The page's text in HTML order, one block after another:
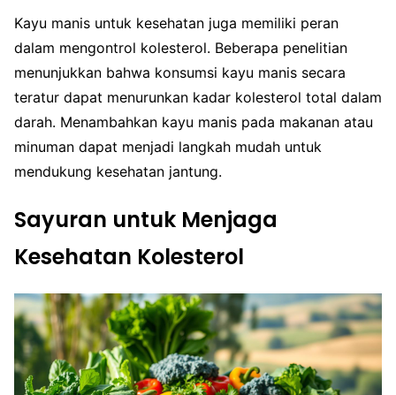
Kayu manis untuk kesehatan juga memiliki peran
dalam mengontrol kolesterol. Beberapa penelitian
menunjukkan bahwa konsumsi kayu manis secara
teratur dapat menurunkan kadar kolesterol total dalam
darah. Menambahkan kayu manis pada makanan atau
minuman dapat menjadi langkah mudah untuk
mendukung kesehatan jantung.
Sayuran untuk Menjaga
Kesehatan Kolesterol